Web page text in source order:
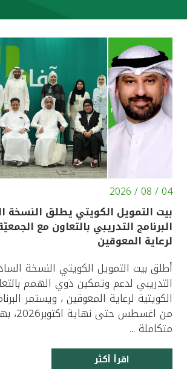
ماليزيا
تركيا
مصر
المملكة المتحدة
مملكة البحرين
04 / 08 / 2026
بيت التمويل الكويتي يطلق
البرنامج التدريبي بالتعاون مع
لرعاية المعوقين
أطلق بيت التمويل الكويتي النسخة
التدريبي لدعم وتمكين ذوي الهمم
الكويتية لرعاية المعوقين ، ويستمر
من
متكاملة ...
اقرأ أكثر